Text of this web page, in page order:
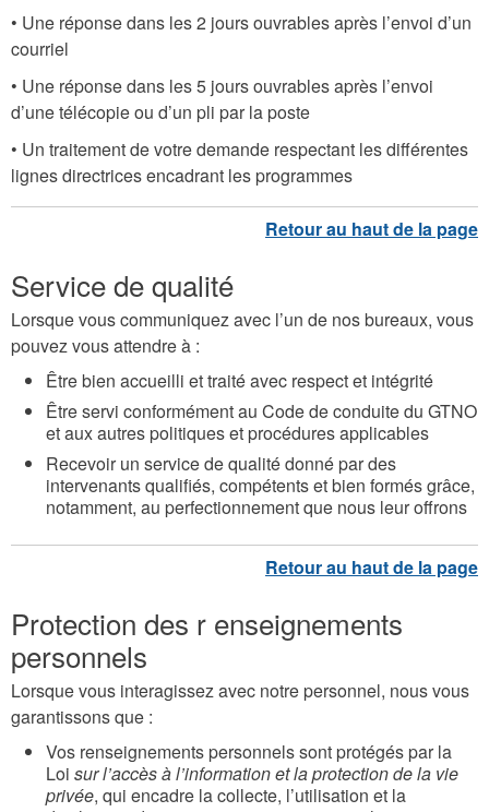
• Une réponse dans les 2 jours ouvrables après l’envoi d’un
courriel
• Une réponse dans les 5 jours ouvrables après l’envoi
d’une télécopie ou d’un pli par la poste
• Un traitement de votre demande respectant les différentes
lignes directrices encadrant les programmes
Service de qualité
Lorsque vous communiquez avec l’un de nos bureaux, vous
pouvez vous attendre à :
Être bien accueilli et traité avec respect et intégrité
Être servi conformément au Code de conduite du GTNO
et aux autres politiques et procédures applicables
Recevoir un service de qualité donné par des
intervenants qualifiés, compétents et bien formés grâce,
notamment, au perfectionnement que nous leur offrons
Protection des r enseignements
personnels
Lorsque vous interagissez avec notre personnel, nous vous
garantissons que :
Vos renseignements personnels sont protégés par la
Loi sur l’accès à l’information et la protection de la vie
privée, qui encadre la collecte, l’utilisation et la